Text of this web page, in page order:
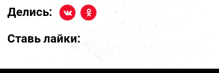
Делись:
Ставь лайки: